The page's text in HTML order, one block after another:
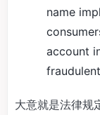
name
account
大意就是法律规